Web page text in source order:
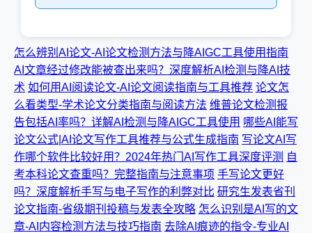
怎么辨别AI论文-AI论文检测方法与降AIGC工具使用指南
AI文章经过修改能被查出来吗？深度解析AI检测与降AI技
术 如何用AI阅读论文-AI论文阅读指南与工具推荐 论文怎
么看类型-学术论文分类指南与阅读方法 维普论文检测报
告包括AI率吗？详解AI检测与降AIGC工具使用 哪些AI能写
论文公式|AI论文写作工具推荐与公式生成指南 写论文AI写
作哪个软件比较好用？2024年热门AI写作工具深度评测 自
考本科论文查重吗？完整指南与注意事项 手写论文更好
吗？深度解析手写与电子写作的利弊对比 研究生发表省刊
论文指南-省级期刊投稿与发表全攻略 怎么识别是AI写的文
章-AI内容检测方法与技巧指南 去除AI痕迹的指令-专业AI